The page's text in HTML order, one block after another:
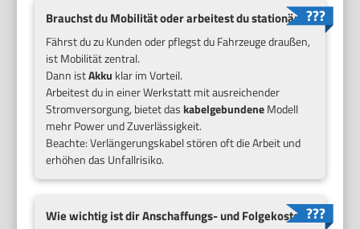
Brauchst du Mobilität oder arbeitest du stationär?
Fährst du zu Kunden oder pflegst du Fahrzeuge draußen,
ist Mobilität zentral.
Dann istAkku klar im Vorteil.
Arbeitest du in einer Werkstatt mit ausreichender
Stromversorgung, bietet daskabelgebundeneModell
mehr Power und Zuverlässigkeit.
Beachte: Verlängerungskabel stören oft die Arbeit und
erhöhen das Unfallrisiko.
Wie wichtig ist dir Anschaffungs- und Folgekosten?